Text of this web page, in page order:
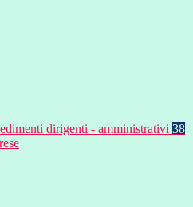
dirigenti - amministrativi 38